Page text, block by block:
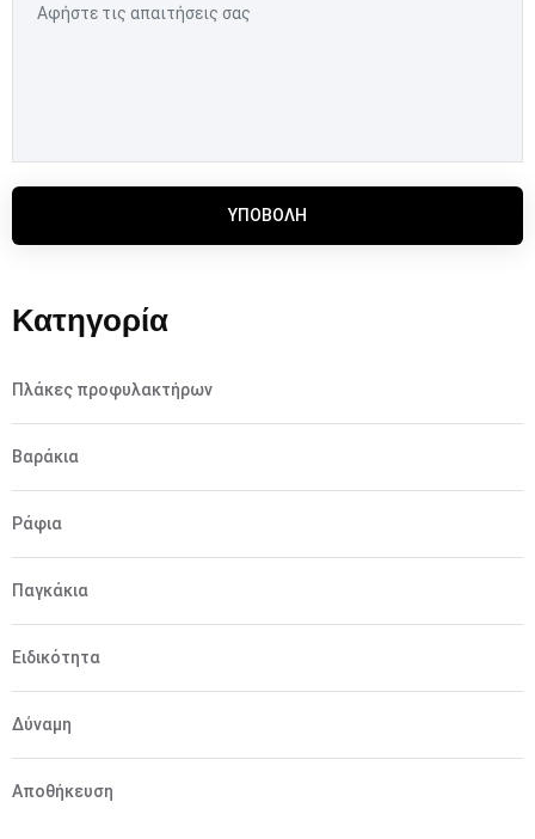
ΥΠΟΒΟΛΉ
Κατηγορία
Πλάκες προφυλακτήρων
Βαράκια
Ράφια
Παγκάκια
Ειδικότητα
Δύναμη
Αποθήκευση